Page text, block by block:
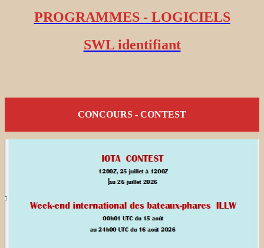
PROGRAMMES - LOGICIELS
SWL identifiant
CONCOURS - CONTEST